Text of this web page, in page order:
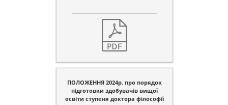
ПОЛОЖЕННЯ 2024р. про порядок
підготовки здобувачів вищої
освіти ступеня доктора філософії